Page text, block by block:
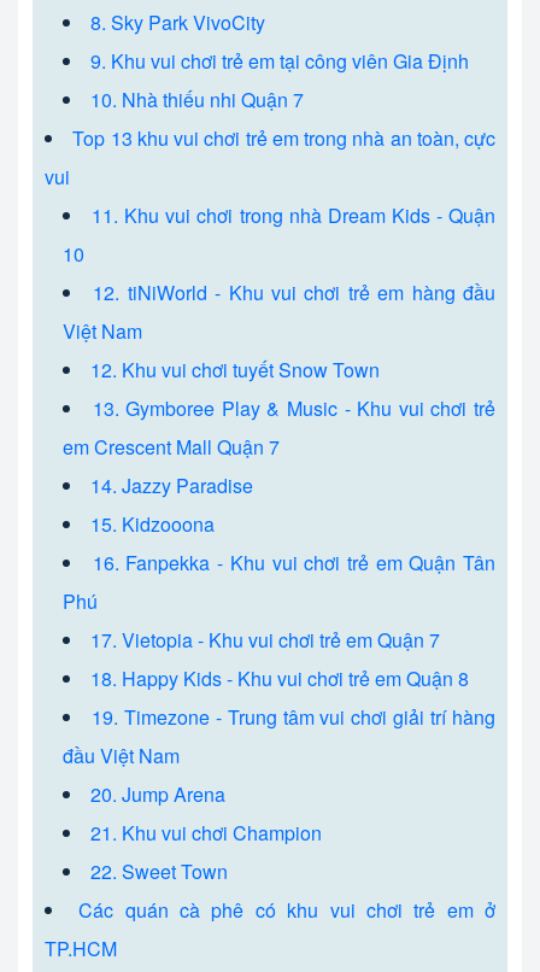
8. Sky Park VivoCity
9. Khu vui chơi trẻ em tại công viên Gia Định
10. Nhà thiếu nhi Quận 7
Top 13 khu vui chơi trẻ em trong nhà an toàn, cực
vui
11. Khu vui chơi trong nhà Dream Kids - Quận
10
12. tiNiWorld - Khu vui chơi trẻ em hàng đầu
Việt Nam
12. Khu vui chơi tuyết Snow Town
13. Gymboree Play & Music - Khu vui chơi trẻ
em Crescent Mall Quận 7
14. Jazzy Paradise
15. Kidzooona
16. Fanpekka - Khu vui chơi trẻ em Quận Tân
Phú
17. Vietopia - Khu vui chơi trẻ em Quận 7
18. Happy Kids - Khu vui chơi trẻ em Quận 8
19. Timezone - Trung tâm vui chơi giải trí hàng
đầu Việt Nam
20. Jump Arena
21. Khu vui chơi Champion
22. Sweet Town
Các quán cà phê có khu vui chơi trẻ em ở
TP.HCM